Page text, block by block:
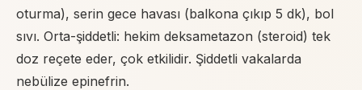
oturma), serin gece havası (balkona çıkıp 5 dk), bol
sıvı. Orta-şiddetli: hekim deksametazon (steroid) tek
doz reçete eder, çok etkilidir. Şiddetli vakalarda
nebülize epinefrin.